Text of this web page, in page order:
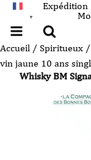
▼
Expédition
Accueil / Spiritueux /
vin jaune 10 ans
Whisky BM